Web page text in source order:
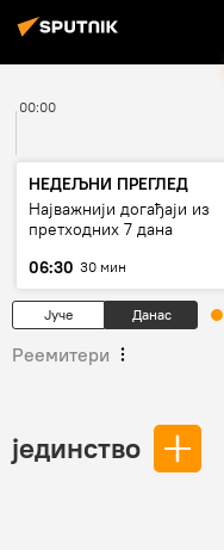
00:00
НЕДЕЉНИ ПРЕГЛЕД
Најважнији догађаји из
претходних 7 дана
06:30 30 мин
Јуче Данас
Реемитери
јединство